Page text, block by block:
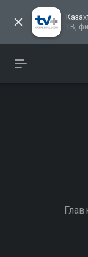
ТВ,